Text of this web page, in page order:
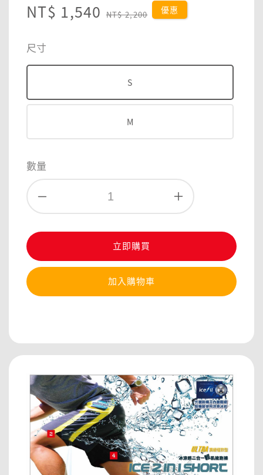
Sale
NT$ 1,540 Regular
NT$ 2,200 優惠
尺寸
S
M
數量
立即購買
加入購物車